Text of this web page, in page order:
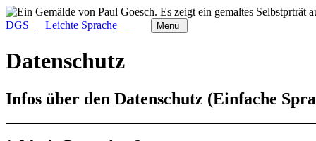
DGS Leichte Sprache Menü
Datenschutz
Infos über den Datenschutz (Einfache